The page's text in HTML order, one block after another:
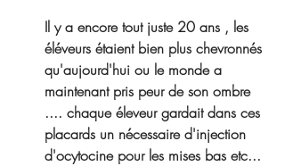
Il y a encore tout juste 20 ans , les
éléveurs étaient bien plus chevronnés
qu'aujourd'hui ou le monde a
maintenant pris peur de son ombre
.... chaque éleveur gardait dans ces
placards un nécessaire d'injection
d'ocytocine pour les mises bas etc...